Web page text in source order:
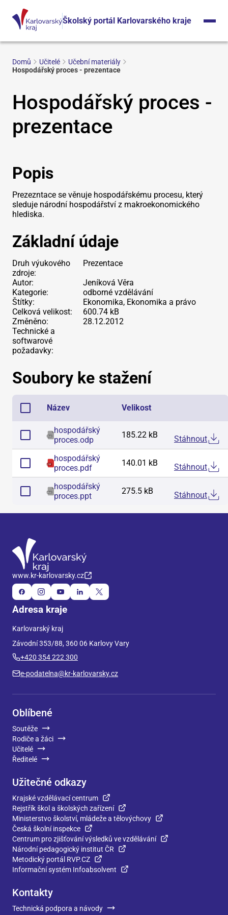
Školský portál Karlovarského kraje
Domů Učitelé
Učební materiály
Hospodářský proces - prezentace
Hospodářský proces -
prezentace
Popis
Prezezntace se věnuje hospodářskému procesu, který
sleduje národní hospodářství z makroekonomického
hlediska.
Základní údaje
Druh výukového
zdroje:
Prezentace
Autor:
Jeníková Věra
Kategorie:
odborné vzdělávání
Štítky:
Ekonomika, Ekonomika a právo
Celková velikost:
600.74 kB
Změněno:
28.12.2012
Technické a
softwarové
požadavky:
Soubory ke stažení
Název Velikost
hospodářský
proces.odp
185.22 kB Stáhnout
hospodářský
proces.pdf
140.01 kB Stáhnout
hospodářský
proces.ppt
275.5 kB Stáhnout
www.kr-karlovarsky.cz
Adresa kraje
Karlovarský kraj
Závodní 353/88, 360 06 Karlovy Vary
+420 354 222 300
e-podatelna@kr-karlovarsky.cz
Oblíbené
Soutěže
Rodiče a žáci
Učitelé
Ředitelé
Užitečné odkazy
Krajské vzdělávací centrum
Rejstřík škol a školských zařízení
Ministerstvo školství, mládeže a tělovýchovy
Česká školní inspekce
Centrum pro zjišťování výsledků ve vzdělávání
Národní pedagogický institut ČR
Metodický portál RVP.CZ
Informační systém Infoabsolvent
Kontakty
Technická podpora a návody